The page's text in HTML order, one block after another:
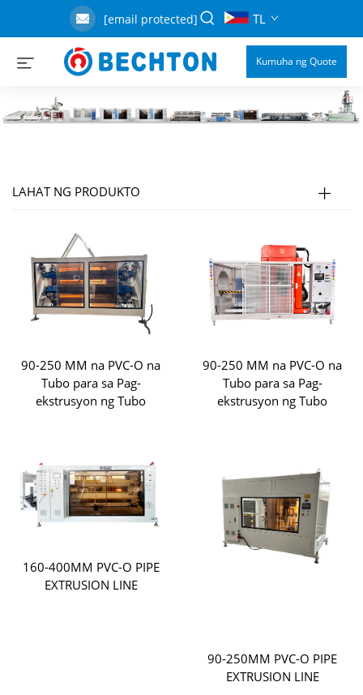
[email protected] TL
Kumuha ng Quote
LAHAT NG PRODUKTO
90-250 MM na PVC-O na
Tubo para sa Pag-
ekstrusyon ng Tubo
90-250 MM na PVC-O na
Tubo para sa Pag-
ekstrusyon ng Tubo
160-400MM PVC-O PIPE
EXTRUSION LINE
90-250MM PVC-O PIPE
EXTRUSION LINE